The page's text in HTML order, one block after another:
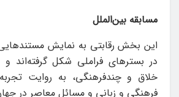
مسابقه بین‌الملل
این بخش رقابتی به نمایش
در بسترهای فراملی شکل گرفته‌اند و
خلاق و چندفرهنگی، به روایت
فرهنگی و زبانی و مسائل معاصر در